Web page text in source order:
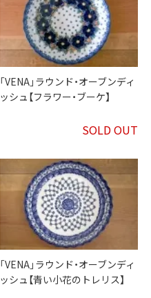
「VENA」ラウンド・オーブンディ
ッシュ【フラワー・ブーケ】
SOLD OUT
「VENA」ラウンド・オーブンディ
ッシュ【青い小花のトレリス】